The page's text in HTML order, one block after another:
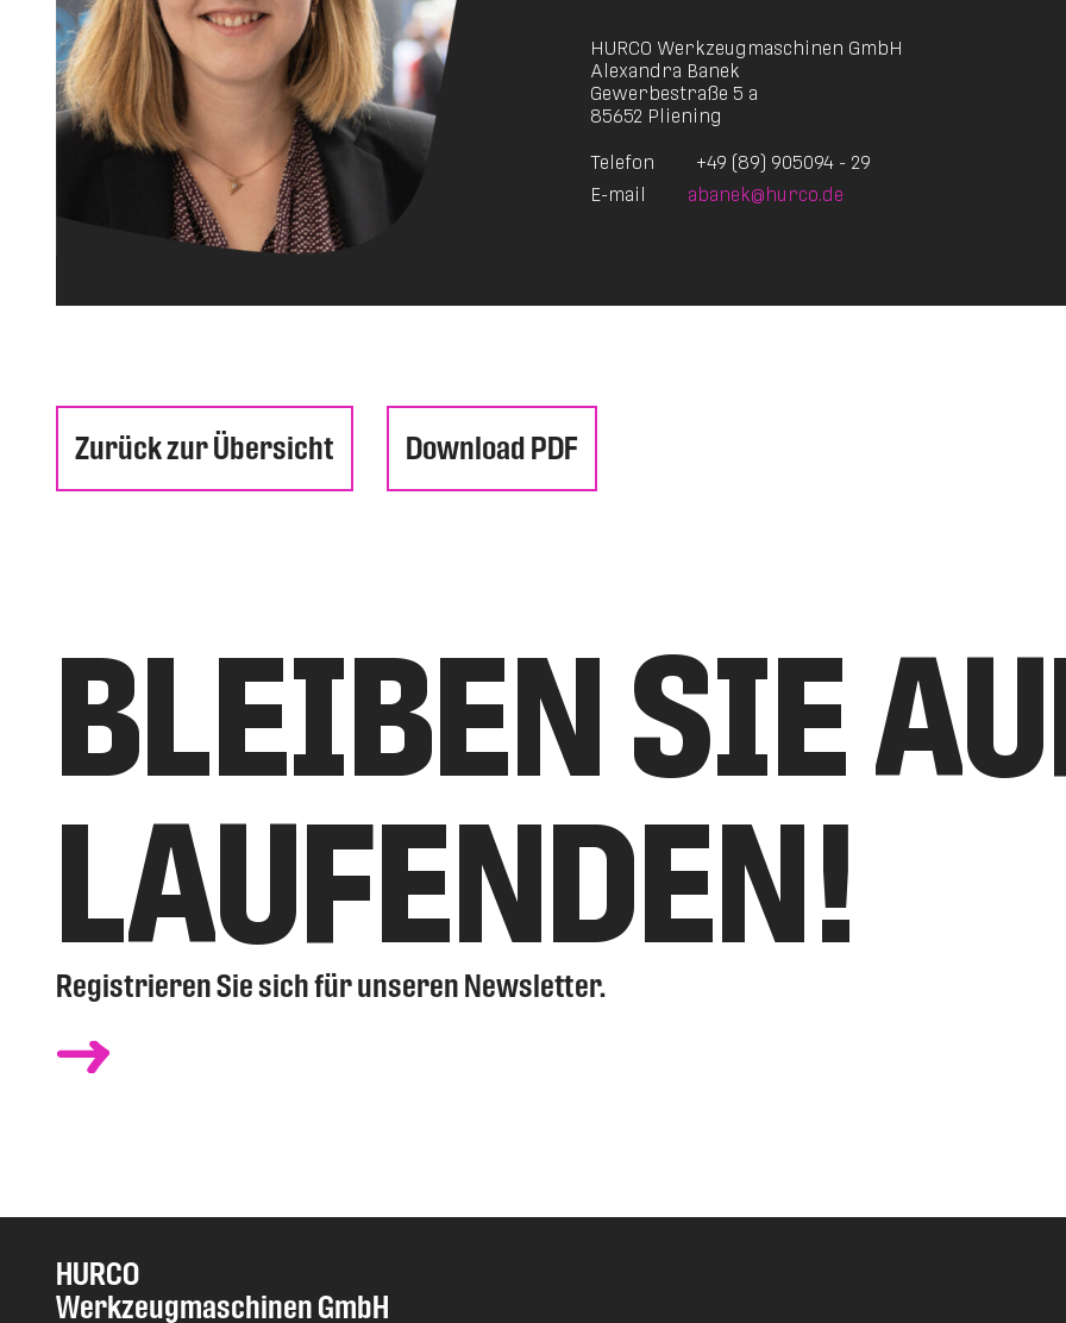
HURCO Werkzeugmaschinen GmbH
Alexandra Banek
Gewerbestraße 5 a
85652 Pliening
Telefon
+49 (89) 905094 - 29
E-mail
abanek@hurco.de
Zurück zur Übersicht Download PDF
BLEIBEN SIE
LAUFENDEN!
Registrieren Sie sich für unseren Newsletter.
HURCO
Werkzeugmaschinen GmbH